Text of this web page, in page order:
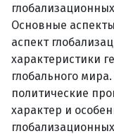
Основные
аспект
характеристики
глобального
политические
характер и